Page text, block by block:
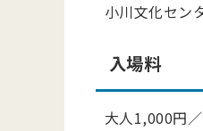
小川文化セン
入場料
大人1,000円